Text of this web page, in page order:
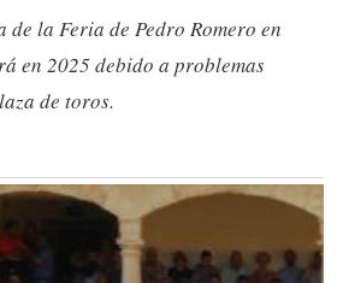
la Feria de Pedro Romero en
en 2025 debido a problemas
de toros.